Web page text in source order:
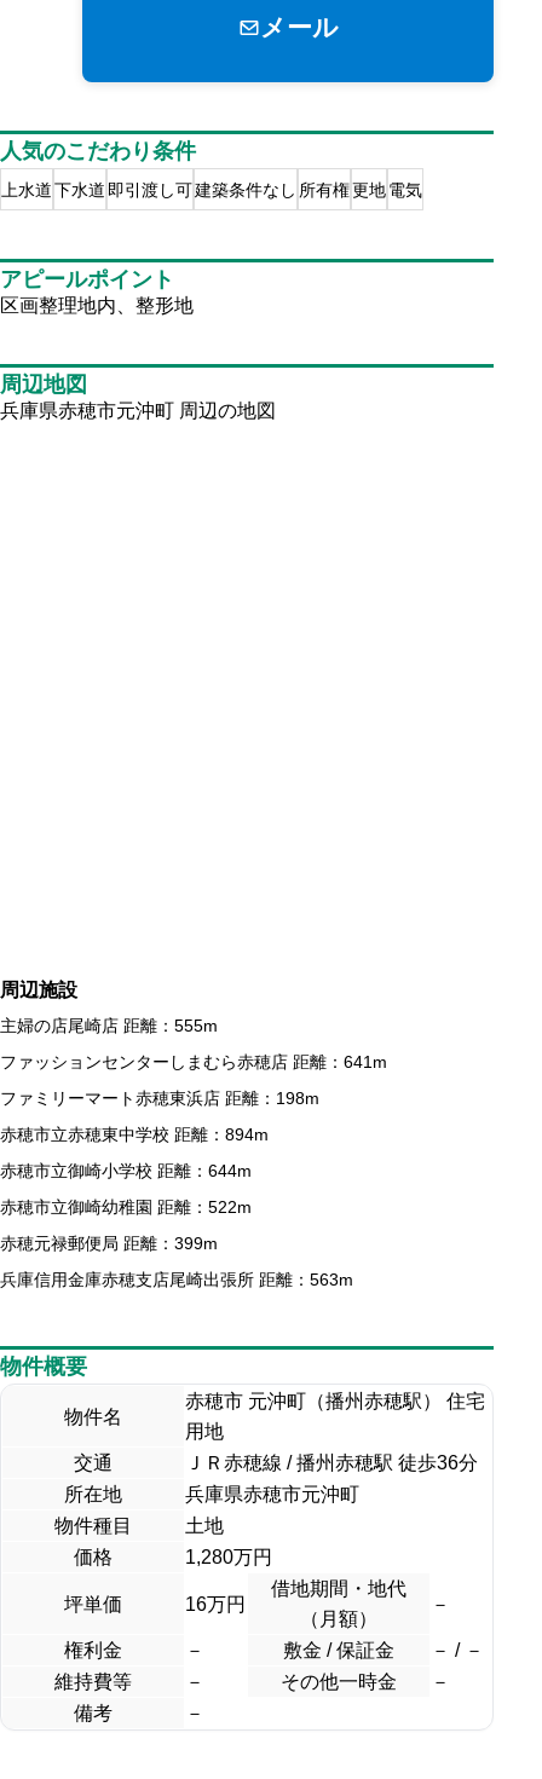
メール
人気のこだわり条件
上水道下水道 即引渡し可建築条件なし 所有権更地電気
アピールポイント
区画整理地内、整形地
周辺地図
兵庫県赤穂市元沖町 周辺の地図
周辺施設
主婦の店尾崎店 距離：555m
ファッションセンターしまむら赤穂店 距離：641m
ファミリーマート赤穂東浜店 距離：198m
赤穂市立赤穂東中学校 距離：894m
赤穂市立御崎小学校 距離：644m
赤穂市立御崎幼稚園 距離：522m
赤穂元禄郵便局 距離：399m
兵庫信用金庫赤穂支店尾崎出張所 距離：563m
物件概要
物件名
赤穂市 元沖町（播州赤穂駅） 住宅
用地
交通
ＪＲ赤穂線 / 播州赤穂駅 徒歩36分
所在地
兵庫県赤穂市元沖町
物件種目
土地
価格
1,280万円
坪単価 16万円
借地期間・地代
（月額）
－
権利金 － 敷金 / 保証金
－ / －
維持費等
－ その他一時金
－
備考
－